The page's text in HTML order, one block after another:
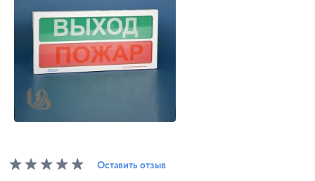
Оставить отзыв